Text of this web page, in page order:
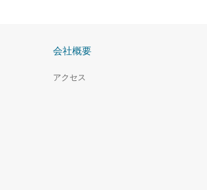
会社概要
アクセス